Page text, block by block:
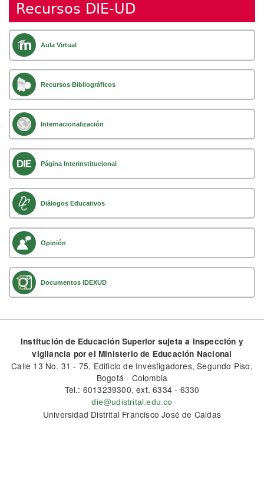
Recursos DIE-UD
Aula Virtual
Recursos Bibliográficos
Internacionalización
Página Interinstitucional
Diálogos Educativos
Opinión
Documentos IDEXUD
Institución de Educación Superior sujeta a inspección y
vigilancia por el Ministerio de Educación Nacional
Calle 13 No. 31 - 75, Edificio de Investigadores, Segundo Piso,
Bogotá - Colombia
Tel.: 6013239300, ext. 6334 - 6330
die@udistrital.edu.co
Universidad Distrital Francisco José de Caldas